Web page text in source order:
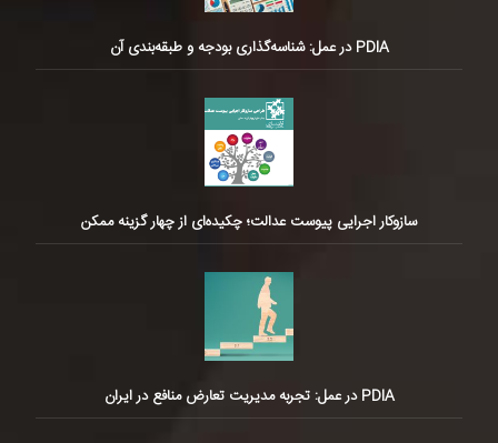
PDIA در عمل: شناسه‌گذاری بودجه و طبقه‌بندی آن
سازوکار اجرایی پیوست عدالت؛ چکیده‌ای از چهار گزینه ممکن
PDIA در عمل: تجربه مدیریت تعارض منافع در ایران